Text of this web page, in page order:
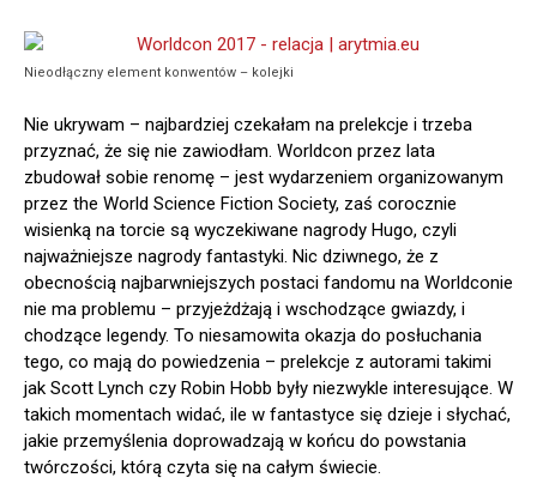
Nieodłączny element konwentów – kolejki
Nie ukrywam – najbardziej czekałam na prelekcje i trzeba
przyznać, że się nie zawiodłam. Worldcon przez lata
zbudował sobie renomę – jest wydarzeniem organizowanym
przez the World Science Fiction Society, zaś corocznie
wisienką na torcie są wyczekiwane nagrody Hugo, czyli
najważniejsze nagrody fantastyki. Nic dziwnego, że z
obecnością najbarwniejszych postaci fandomu na Worldconie
nie ma problemu – przyjeżdżają i wschodzące gwiazdy, i
chodzące legendy. To niesamowita okazja do posłuchania
tego, co mają do powiedzenia – prelekcje z autorami takimi
jak Scott Lynch czy Robin Hobb były niezwykle interesujące. W
takich momentach widać, ile w fantastyce się dzieje i słychać,
jakie przemyślenia doprowadzają w końcu do powstania
twórczości, którą czyta się na całym świecie.